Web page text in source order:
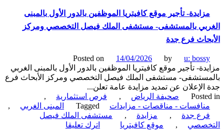
الأبحاث
جدة
عامة-
استئجار
مبنى
المستشفى-
مستشفى
الملك
فيصل
التخصصي
ومركز
الأبحاث
فرع
تأجير موقع كافيتريا الموظفين بالدور الأول بالمبنى
بالمستشفى- مستشفى الملك فيصل التخصصي ومركز
فرع جدة
Posted on 14/04/2026 by
u:
تأجير موقع كافيتريا الموظفين بالدور الأول بالمبنى الغربي
مستشفى الملك فيصل التخصصي ومركز الأبحاث فرع
عن تمديد مزايدة عامة تعلن...
صحيفة الرياض , فرص استثمارية
,
- مناقصات - مزايدات
Tagged المبنى الغربي
,
جدة
, مزايدة ,
مستشفى الملك فيصل
, موقع كافيتريا اترك تعليقاon